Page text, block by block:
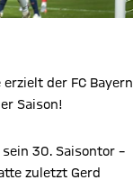
der FC Bayern
Saison!
30. Saisontor –
zuletzt Gerd